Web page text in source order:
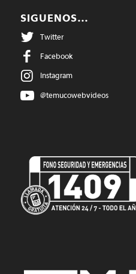
SIGUENOS…
Twitter
Facebook
Instagram
@temucowebvideos